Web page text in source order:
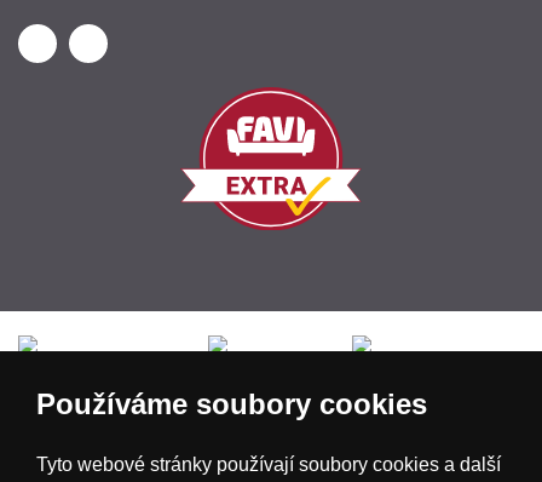
Používáme soubory cookies
Tyto webové stránky používají soubory cookies a další